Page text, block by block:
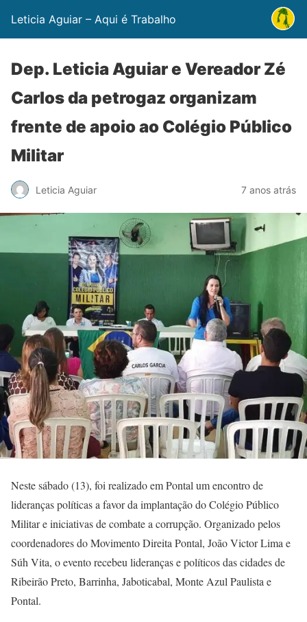
Leticia Aguiar – Aqui é Trabalho
Dep. Leticia Aguiar e Vereador Zé
Carlos da petrogaz organizam
frente de apoio ao Colégio Público
Militar
Leticia Aguiar 7 anos atrás
Neste sábado (13), foi realizado em Pontal um encontro de
lideranças políticas a favor da implantação do Colégio Público
Militar e iniciativas de combate a corrupção. Organizado pelos
coordenadores do Movimento Direita Pontal, João Victor Lima e
Súh Vita, o evento recebeu lideranças e políticos das cidades de
Ribeirão Preto, Barrinha, Jaboticabal, Monte Azul Paulista e
Pontal.